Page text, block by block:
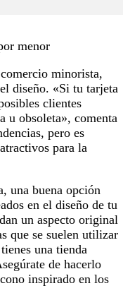
menor
minorista,
diseño. «Si tu tarjeta
clientes
u obsoleta», comenta
pero es
para la
una buena opción
en el diseño de tu
un aspecto original
que se suelen utilizar
una tienda
de hacerlo
inspirado en los